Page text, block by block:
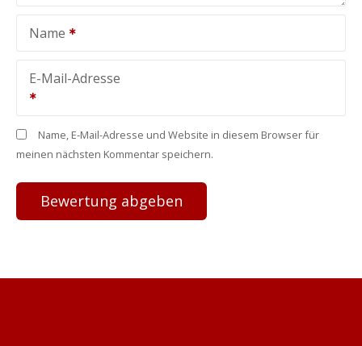
Name
E-Mail-Adresse
Name, E-Mail-Adresse und Website in diesem Browser für
meinen nächsten Kommentar speichern.